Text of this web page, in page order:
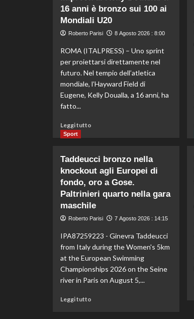
16 anni è bronzo sui 100 ai
Mondiali U20
Roberto Parisi 8 Agosto 2026 : 8:00
ROMA (ITALPRESS) – Uno sprint
per proiettarsi direttamente nel
futuro. Nel tempio dell’atletica
mondiale, l’Hayward Field di
Eugene, Kelly Doualla, a 16 anni, ha
fatto...
Leggi tuttoLeggi
Impresa
di
Kelly
Doualla:
16
anni
bronzo
sui
100
ai
Mondiali
Sport
Taddeucci bronzo nella
knockout agli Europei di
fondo, oro a Gose.
Paltrinieri quarto nella gara
maschile
Roberto Parisi 7 Agosto 2026 : 14:15
IPA87259223 - Ginevra Taddeucci
from Italy during the Women's 5km
at the European Swimming
Championships 2026 on the Seine
river in Paris on August 5,...
Leggi tuttoLeggi